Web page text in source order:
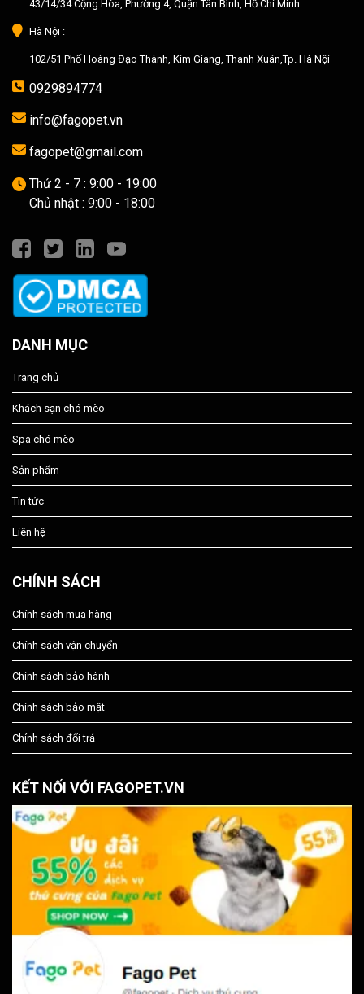
43/14/34 Cộng Hòa, Phường 4, Quận Tân Bình, Hồ Chí Minh
Hà Nội :
102/51 Phố Hoàng Đạo Thành, Kim Giang, Thanh Xuân,Tp. Hà Nội
0929894774
info@fagopet.vn
fagopet@gmail.com
Thứ 2 - 7 : 9:00 - 19:00
Chủ nhật : 9:00 - 18:00
DANH MỤC
Trang chủ
Khách sạn chó mèo
Spa chó mèo
Sản phẩm
Tin tức
Liên hệ
CHÍNH SÁCH
Chính sách mua hàng
Chính sách vận chuyển
Chính sách bảo hành
Chính sách bảo mật
Chính sách đổi trả
KẾT NỐI VỚI FAGOPET.VN